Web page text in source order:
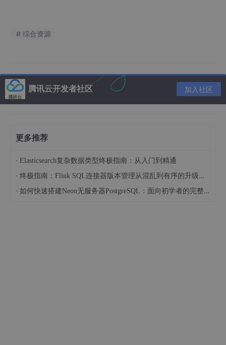
# 综合资源
腾讯云开发者社区 加入社区
更多推荐
· Elasticsearch复杂数据类型终极指南：从入门到精通
· 终极指南：Flink SQL连接器版本管理从混乱到有序的升级之路
· 如何快速搭建Neon无服务器PostgreSQL：面向初学者的完整指南